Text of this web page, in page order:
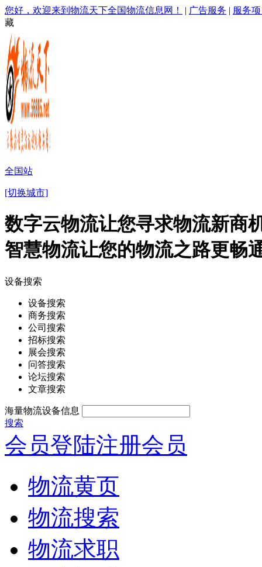
您好，欢迎来到物流天下全国物流信息网！ | 广告服务 | 服务
藏
全国站
[切换城市]
数字云物流让您寻求物流新商
智慧物流让您的物流之路更畅
设备搜索
设备搜索
商务搜索
公司搜索
招标搜索
展会搜索
问答搜索
论坛搜索
文章搜索
海量物流设备信息
搜索
会员登陆注册会员
物流黄页
物流搜索
物流求职